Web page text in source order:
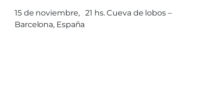
15 de noviembre, 21 hs. Cueva de lobos –
Barcelona, España